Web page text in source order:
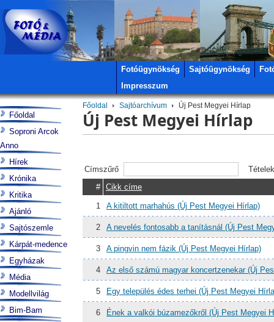
Fotóügynökség Sajtóügynökség
Impresszum
Főoldal Sajtóarchívum Új Pest Megyei Hírlap
Új Pest Megyei Hírlap
Címszűrő
#
Cikk címe
1 A kitiltott marhahús (Új Pest Megyei Hírlap)
2 A nevelés fontosabb a tanításnál (Új Pest
3 A pingvin nem fázik (Új Pest Megyei Hírlap)
4 Az első számú magyar koncertzenekar (Új
5 Egy település édes terhei (Új Pest Megyei
6 Ének a valkói búzamezőkről (Új Pest Megyei
Főoldal
Soproni Arcok
Anno
Hírek
Krónika
Kritika
Ajánló
Sajtószemle
Kárpát-medence
Egyházak
Média
Modellvilág
Bim-Bam